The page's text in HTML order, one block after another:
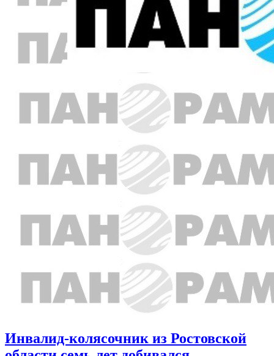
Инвалид-колясочник из Ростовской